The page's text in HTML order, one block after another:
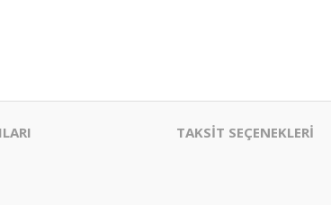
TAKSİT SEÇENEKLERİ